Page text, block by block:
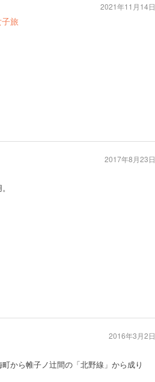
旅
2021年11月14日
2017年8月23日
から帷子ノ辻間の「北野線」から成り
2016年3月2日